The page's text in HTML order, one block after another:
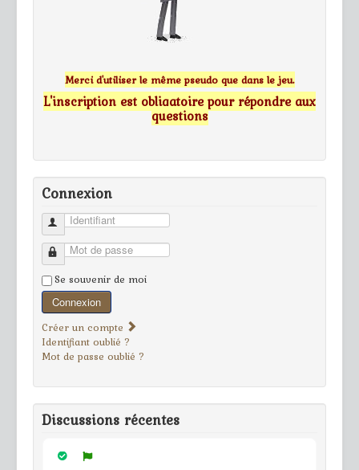
Merci d'utiliser le même pseudo que dans le jeu.
L'inscription est obligatoire pour répondre aux
questions
Connexion
Identifiant
Mot de passe
Se souvenir de moi
Connexion
Créer un compte
Identifiant oublié ?
Mot de passe oublié ?
Discussions récentes